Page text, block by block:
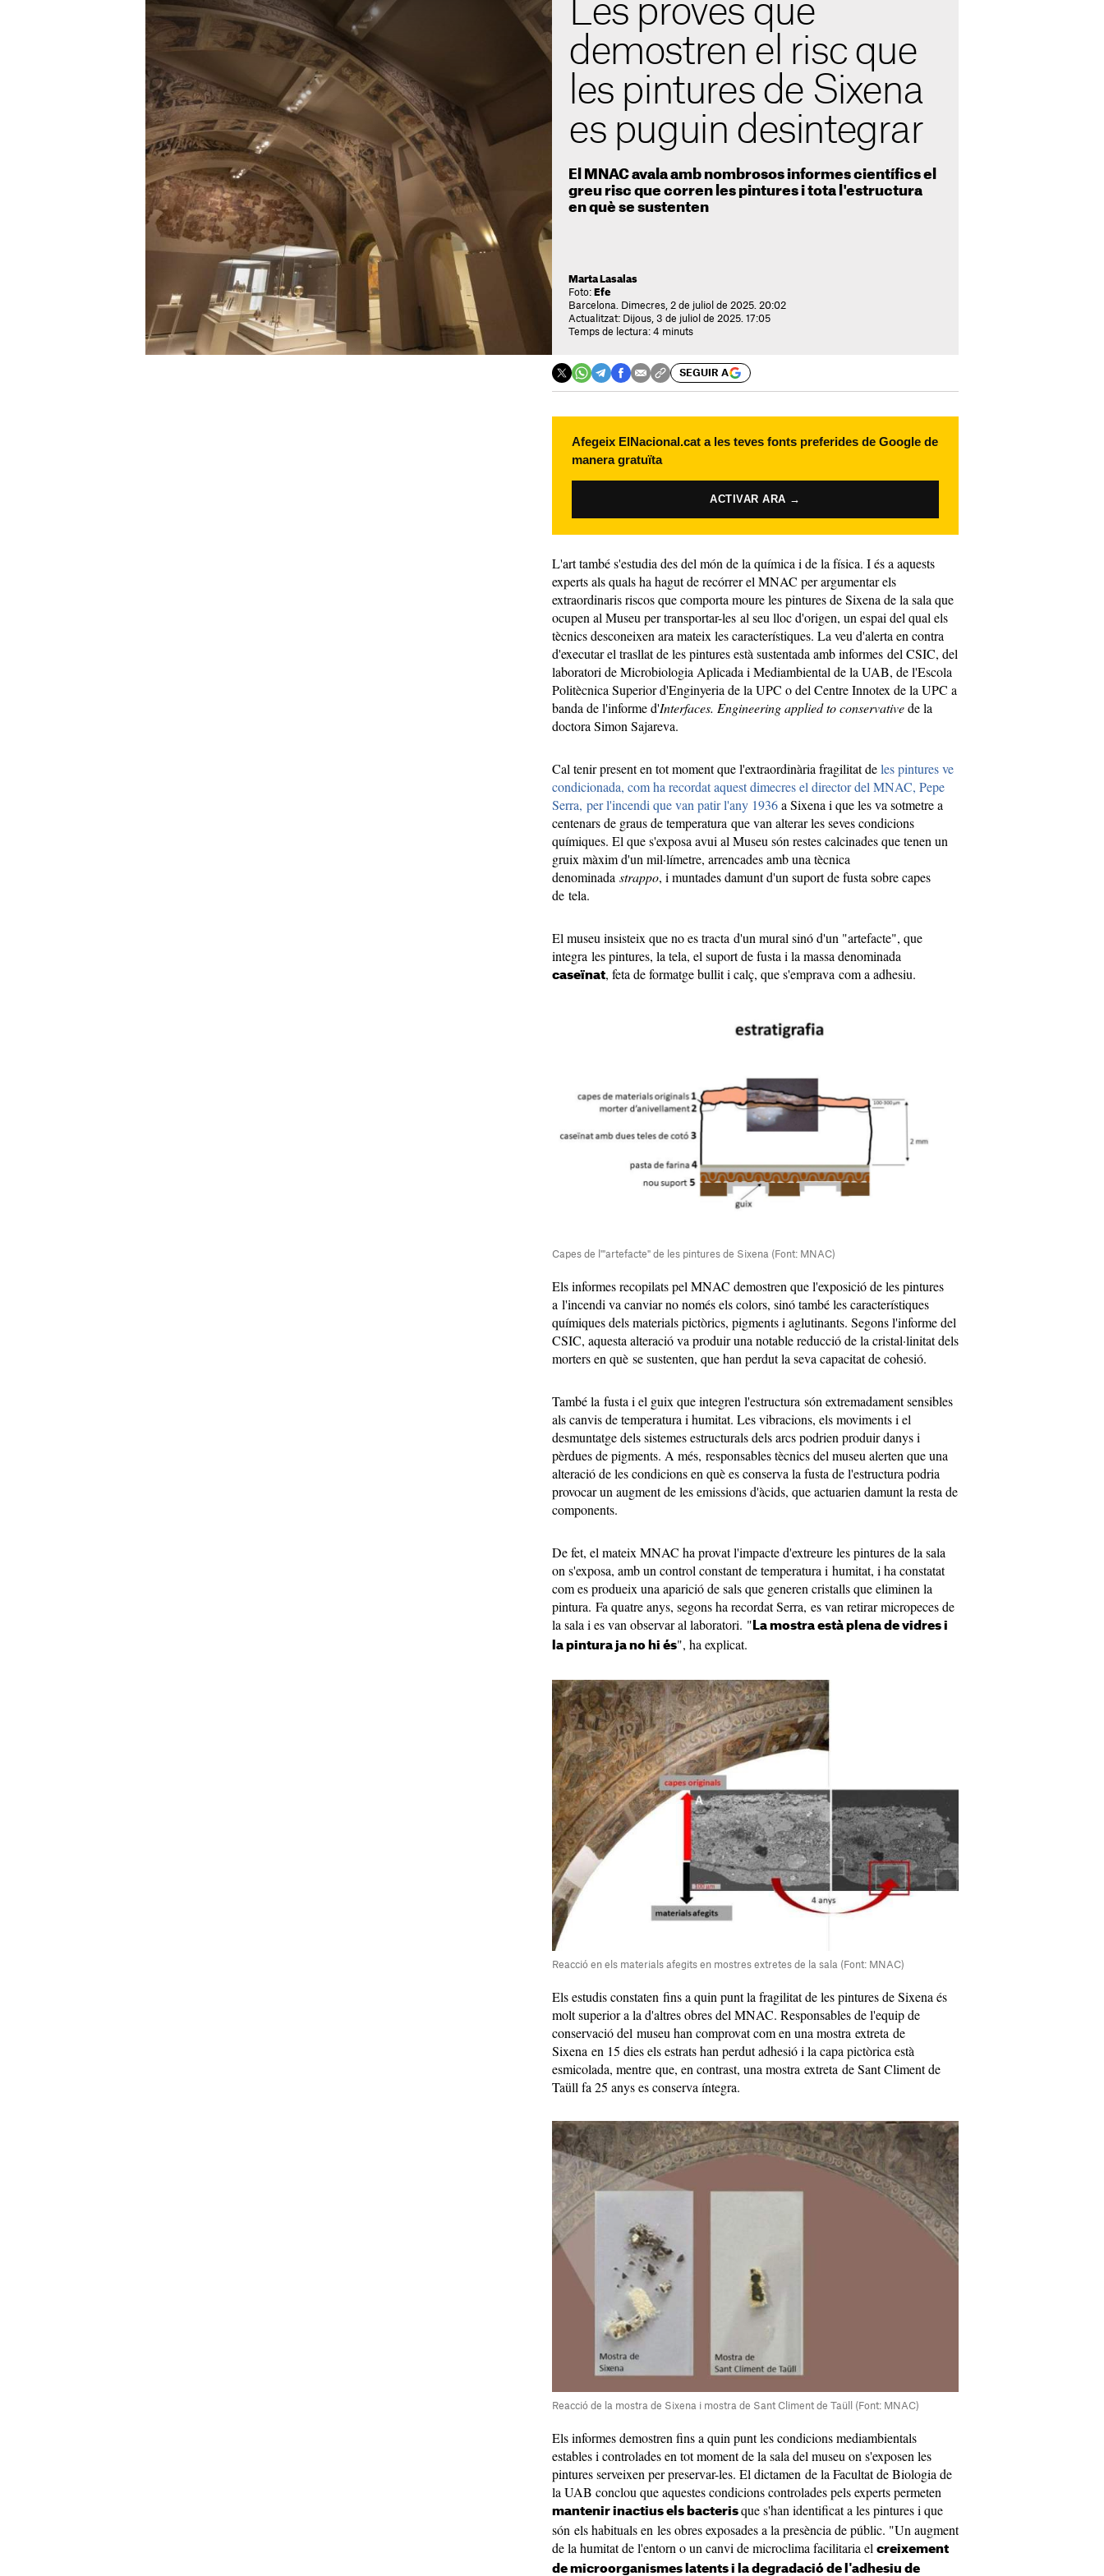
Les proves que
demostren el risc que
les pintures de Sixena
es puguin desintegrar
El MNAC avala amb nombrosos informes científics el
greu risc que corren les pintures i tota l'estructura
en què se sustenten
Marta Lasalas
Foto: Efe
Barcelona. Dimecres, 2 de juliol de 2025. 20:02
Actualitzat: Dijous, 3 de juliol de 2025. 17:05
Temps de lectura: 4 minuts
SEGUIR A
Afegeix ElNacional.cat a les teves fonts preferides de Google de
manera gratuïta
ACTIVAR ARA →
L'art també s'estudia des del món de la química i de la física. I és a aquests
experts als quals ha hagut de recórrer el MNAC per argumentar els
extraordinaris riscos que comporta moure les pintures de Sixena de la sala que
ocupen al Museu per transportar-les al seu lloc d'origen, un espai del qual els
tècnics desconeixen ara mateix les característiques. La veu d'alerta en contra
d'executar el trasllat de les pintures està sustentada amb informes del CSIC, del
laboratori de Microbiologia Aplicada i Mediambiental de la UAB, de l'Escola
Politècnica Superior d'Enginyeria de la UPC o del Centre Innotex de la UPC a
banda de l'informe d'Interfaces. Engineering applied to conservativede la
doctora Simon Sajareva.
Cal tenir present en tot moment que l'extraordinària fragilitat deles pintures ve
condicionada, com ha recordat aquest dimecres el director del MNAC, Pepe
Serra, per l'incendi que van patir l'any 1936a Sixena i que les va sotmetre a
centenars de graus de temperatura que van alterar les seves condicions
químiques. El que s'exposa avui al Museu són restes calcinades que tenen un
gruix màxim d'un mil·límetre, arrencades amb una tècnica
denominada strappo, i muntades damunt d'un suport de fusta sobre capes
de tela.
El museu insisteix que no es tracta d'un mural sinó d'un "artefacte", que
integra les pintures, la tela, el suport de fusta i la massa denominada
caseïnat, feta de formatge bullit i calç, que s'emprava com a adhesiu.
Capes de l'"artefacte" de les pintures de Sixena (Font: MNAC)
Els informes recopilats pel MNAC demostren que l'exposició de les pintures
a l'incendi va canviar no només els colors, sinó també les característiques
químiques dels materials pictòrics, pigments i aglutinants. Segons l'informe del
CSIC, aquesta alteració va produir una notable reducció de la cristal·linitat dels
morters en què se sustenten, que han perdut la seva capacitat de cohesió.
També la fusta i el guix que integren l'estructura són extremadament sensibles
als canvis de temperatura i humitat. Les vibracions, els moviments i el
desmuntatge dels sistemes estructurals dels arcs podrien produir danys i
pèrdues de pigments. A més, responsables tècnics del museu alerten que una
alteració de les condicions en què es conserva la fusta de l'estructura podria
provocar un augment de les emissions d'àcids, que actuarien damunt la resta de
components.
De fet, el mateix MNAC ha provat l'impacte d'extreure les pintures de la sala
on s'exposa, amb un control constant de temperatura i humitat, i ha constatat
com es produeix una aparició de sals que generen cristalls que eliminen la
pintura. Fa quatre anys, segons ha recordat Serra, es van retirar micropeces de
la sala i es van observar al laboratori. " La mostra està plena de vidres i
la pintura ja no hi és", ha explicat.
Reacció en els materials afegits en mostres extretes de la sala (Font: MNAC)
Els estudis constaten fins a quin punt la fragilitat de les pintures de Sixena és
molt superior a la d'altres obres del MNAC. Responsables de l'equip de
conservació del museu han comprovat com en una mostra extreta de
Sixena en 15 dies els estrats han perdut adhesió i la capa pictòrica està
esmicolada, mentre que, en contrast, una mostra extreta de Sant Climent de
Taüll fa 25 anys es conserva íntegra.
Reacció de la mostra de Sixena i mostra de Sant Climent de Taüll (Font: MNAC)
Els informes demostren fins a quin punt les condicions mediambientals
estables i controlades en tot moment de la sala del museu on s'exposen les
pintures serveixen per preservar-les. El dictamen de la Facultat de Biologia de
la UAB conclou que aquestes condicions controlades pels experts permeten
mantenir inactius els bacteris que s'han identificat a les pintures i que
són els habituals en les obres exposades a la presència de públic. "Un augment
de la humitat de l'entorn o un canvi de microclima facilitaria el creixement
de microorganismes latents i la degradació de l'adhesiu de